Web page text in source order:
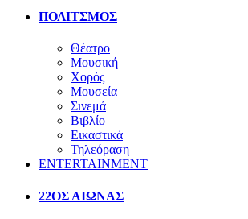
ΠΟΛΙΤΣΜΟΣ
Θέατρο
Μουσική
Χορός
Μουσεία
Σινεμά
Βιβλίο
Εικαστικά
Τηλεόραση
ENTERTAINMENT
22ΟΣ ΑΙΩΝΑΣ